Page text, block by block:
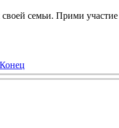
своей семьи. Прими
Конец